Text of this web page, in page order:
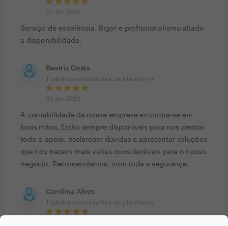
23 Jun 2020
Serviço de excelência. Rigor e profissionalismo aliado
a disponibilidade.
Beatriz Costa
Trabalho realizado fora da plataforma
23 Jun 2020
A contabilidade da nossa empresa encontra-se em
boas mãos. Estão sempre disponíveis para nos prestar
todo o apoio, esclarecer dúvidas e apresentar soluções
que nos trazem mais valias consideráveis para o nosso
negócio. Recomendamos, com toda a segurança.
Carolina Alves
Trabalho realizado fora da plataforma